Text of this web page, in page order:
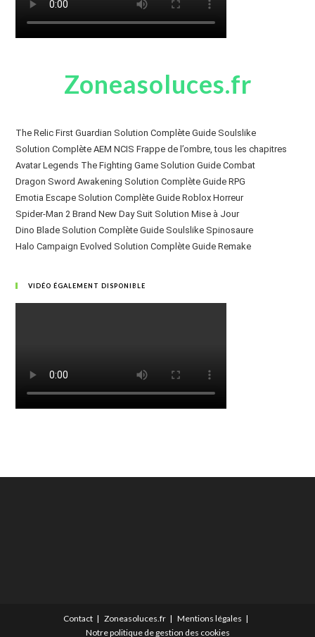
Zoneasoluces.fr
The Relic First Guardian Solution Complète Guide Soulslike
Solution Complète AEM NCIS Frappe de l’ombre, tous les chapitres
Avatar Legends The Fighting Game Solution Guide Combat
Dragon Sword Awakening Solution Complète Guide RPG
Emotia Escape Solution Complète Guide Roblox Horreur
Spider-Man 2 Brand New Day Suit Solution Mise à Jour
Dino Blade Solution Complète Guide Soulslike Spinosaure
Halo Campaign Evolved Solution Complète Guide Remake
VIDÉO ÉGALEMENT DISPONIBLE
Contact Zoneasoluces.fr
Mentions légales
Notre politique de gestion des cookies